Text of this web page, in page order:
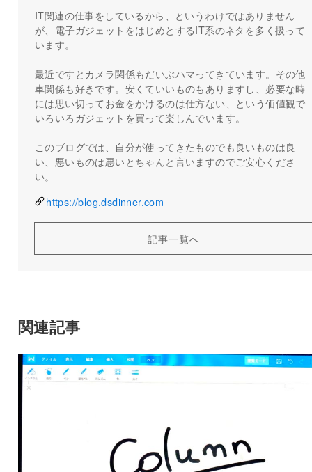
IT関連の仕事をしているから、というわけではありません
が、電子ガジェットをはじめとするIT系のネタを多く扱って
います。
最近ですとカメラ関係もだいぶハマってきています。その他
車関係も好きです。安くていいものもありますし、必要な時
には思い切ってお金をかけるのは仕方ない、という価値観で
いろいろガジェットを買って楽しんでいます。
このブログでは、自分が使ってきたものでも良いものは良
い、悪いものは悪いとちゃんと言いますのでご安心くださ
い。
https://blog.dsdinner.com
記事一覧へ
関連記事